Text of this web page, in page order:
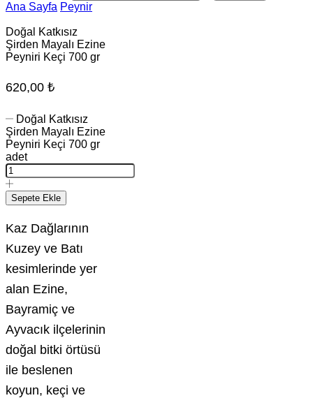
Ana Sayfa Peynir
Doğal Katkısız
Şirden Mayalı Ezine
Peyniri Keçi 700 gr
620,00 ₺
Doğal Katkısız
Şirden Mayalı Ezine
Peyniri Keçi 700 gr
adet
Sepete Ekle
Kaz Dağlarının
Kuzey ve Batı
kesimlerinde yer
alan Ezine,
Bayramiç ve
Ayvacık ilçelerinin
doğal bitki örtüsü
ile beslenen
koyun, keçi ve